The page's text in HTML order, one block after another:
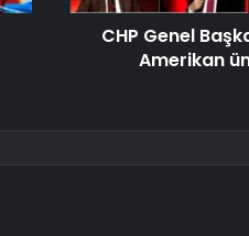
CHP Genel
Amerikan